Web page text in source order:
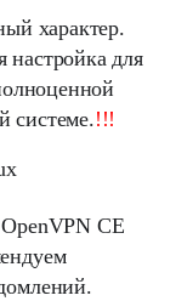
характер.
настройка для
системе.! !!
OpenVPN CE
.